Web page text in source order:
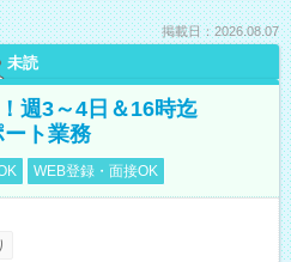
掲載日：2026.08.07
未読
週3～4日＆16時迄
ト業務
WEB登録・面接OK